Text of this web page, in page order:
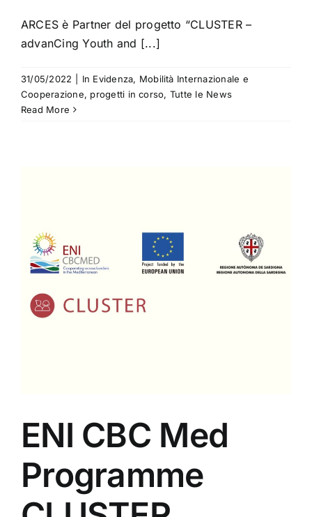
ARCES è Partner del progetto “CLUSTER –
advanCing Youth and [...]
31/05/2022 In Evidenza, Mobilità Internazionale e
Cooperazione, progetti in corso, Tutte le News
Read More
ENI CBC Med
Programme